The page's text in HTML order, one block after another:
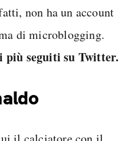
non ha un account
di microblogging.
più seguiti su Twitter.